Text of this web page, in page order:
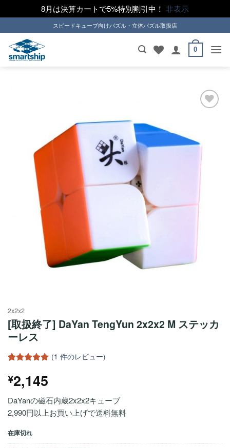
8月は決算カートで5%特別割引中！ 非表示
to
content
スピードキューブ向けパズル・立体パズル取扱店
0
2x2x2
[取扱終了] DaYan TengYun 2x2x2 M ステッカ
ーレス
評価に基づ
く5段階評
5点
(1 件のレビュー)
¥2,145
DaYanの磁石内蔵2x2x2キューブ
2,990円以上お買い上げで送料無料
在庫切れ